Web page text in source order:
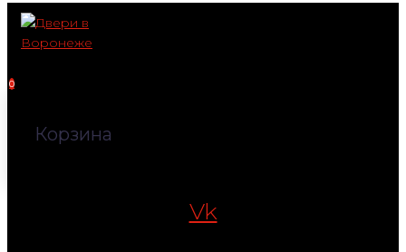
Перейти
контенту
0
Корзина
Vk